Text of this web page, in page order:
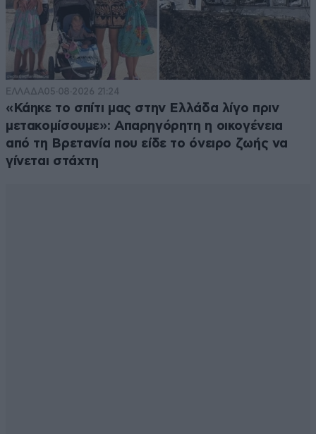
ΕΛΛΑΔΑ05·08·2026 21:24
«Κάηκε το σπίτι μας στην Ελλάδα λίγο πριν
μετακομίσουμε»: Απαρηγόρητη η οικογένεια
από τη Βρετανία που είδε το όνειρο ζωής να
γίνεται στάχτη